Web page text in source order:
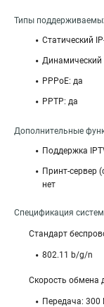
Типы
Статический
Динамический
PPPoE: да
PPTP: да
Дополнительные
Поддержка
Принт-сервер
нет
Спецификация
Стандарт
802.11 b/g/n
Скорость обмена
Передача: 300